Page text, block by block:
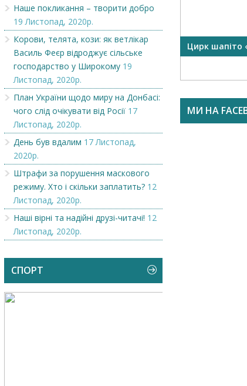
Наше покликання – творити добро
19 Листопад, 2020р.
Корови, телята, кози: як ветлікар
Василь Феєр відроджує сільське
господарство у Широкому 19
Листопад, 2020р.
План України щодо миру на Донбасі:
чого слід очікувати від Росії 17
Листопад, 2020р.
День був вдалим 17 Листопад,
2020р.
Штрафи за порушення маскового
режиму. Хто і скільки заплатить? 12
Листопад, 2020р.
Наші вірні та надійні друзі-читачі! 12
Листопад, 2020р.
СПОРТ
Викупимо бруньки чорної
смородини...
Цирк шапіто
МИ НА